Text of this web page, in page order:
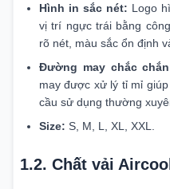
Hình in sắc nét: Logo
vị trí ngực trái bằng
rõ nét, màu sắc ổn định
Đường may chắc
may được xử lý tỉ mỉ
cầu sử dụng thường
Size: S, M, L, XL, XXL.
1.2. Chất vải